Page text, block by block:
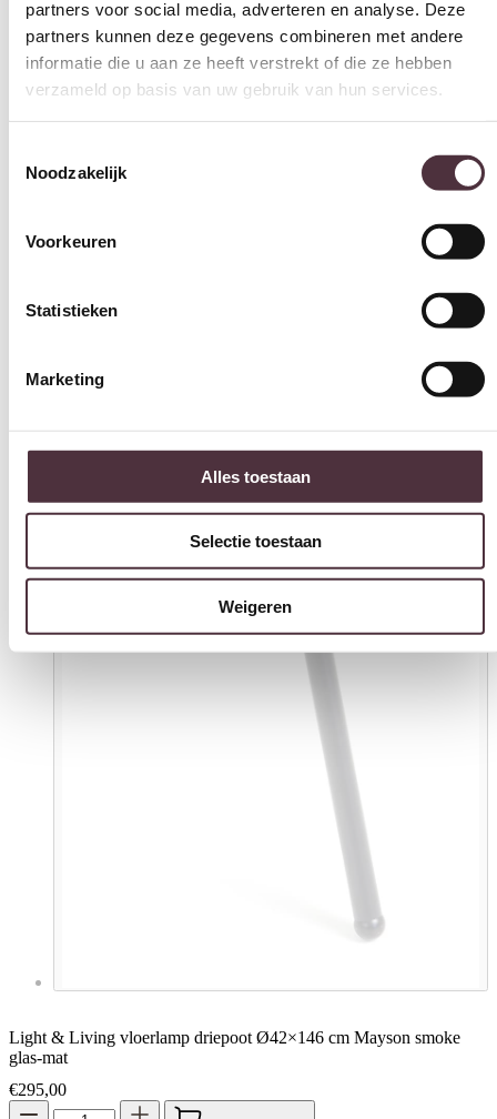
partners voor social media, adverteren en analyse. Deze
partners kunnen deze gegevens combineren met andere
informatie die u aan ze heeft verstrekt of die ze hebben
verzameld op basis van uw gebruik van hun services.
Noodzakelijk
Voorkeuren
Statistieken
Marketing
Alles toestaan
Selectie toestaan
Weigeren
Light & Living vloerlamp driepoot Ø42×146 cm Mayson smoke
glas-mat
€295,00